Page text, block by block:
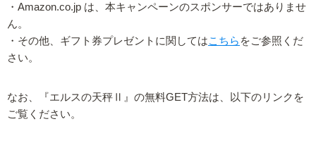
・Amazon.co.jp は、本キャンペーンのスポンサーではありませ
ん。
・その他、ギフト券プレゼントに関してはこちら をご参照くだ
さい。
なお、『エルスの天秤Ⅱ』の無料GET方法は、以下のリンクを
ご覧ください。